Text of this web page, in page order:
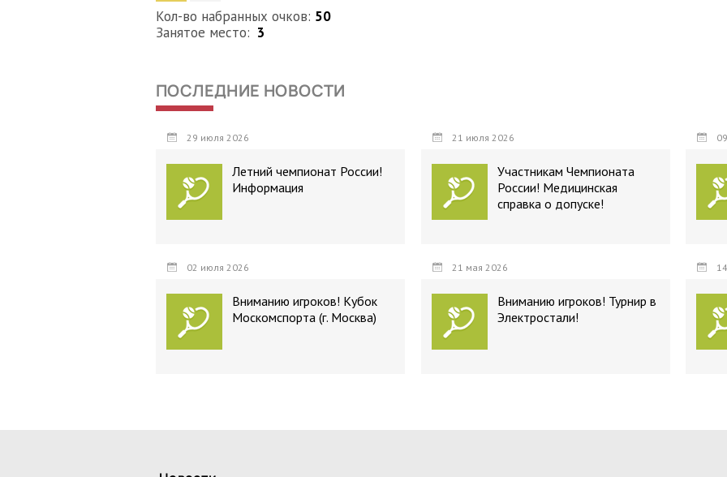
Кол-во набранных очков: 50
Занятое место: 3
ПОСЛЕДНИЕ НОВОСТИ
29 июля 2026
Летний чемпионат России!
Информация
21 июля 2026
Участникам Чемпионата
России! Медицинская
справка о допуске!
02 июля 2026
Вниманию игроков! Кубок
Москомспорта (г. Москва)
21 мая 2026
Вниманию игроков! Турнир в
Электростали!